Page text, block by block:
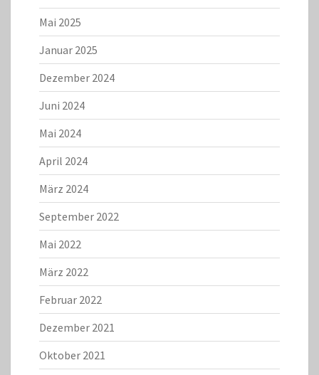
Mai 2025
Januar 2025
Dezember 2024
Juni 2024
Mai 2024
April 2024
März 2024
September 2022
Mai 2022
März 2022
Februar 2022
Dezember 2021
Oktober 2021